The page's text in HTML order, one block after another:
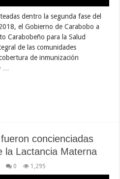
dentro la segunda fase del
el Gobierno de Carabobo a
Carabobeño para la Salud
de las comunidades
de inmunización
…
concienciadas
la Lactancia Materna
0 1,295